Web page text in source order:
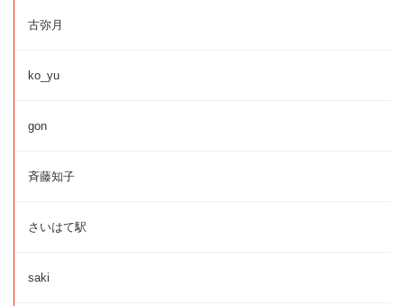
古弥月
ko_yu
gon
斉藤知子
さいはて駅
saki